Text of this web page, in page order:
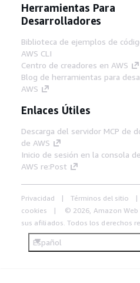
Herramientas Para
Desarrolladores
Biblioteca de ejemplos de
AWS CLI
Centro de creadores en AWS
Blog de herramientas para
AWS
Enlaces Útiles
Descarga del servidor MCP de
de AWS
Inicio de sesión en la consola
AWS re:Post
Privacidad Términos del sitio
cookies
© 2026, Amazon Web
sus afiliados. Todos los derechos
Español